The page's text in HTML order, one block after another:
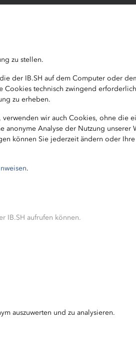
zu stellen.
der IB.SH auf dem Computer oder
technisch zwingend
zu erheben.
wir auch Cookies, ohne die
Analyse der Nutzung unserer
können Sie jederzeit ändern oder
.
IB.SH aufrufen können.
auszuwerten und zu analysieren.
bei Pinneberg, und
die Förderbank des Landes
sowie private
eine umfassende
seit vielen Jahren intensiv
(2.6.2017) vom Horst
überreicht.